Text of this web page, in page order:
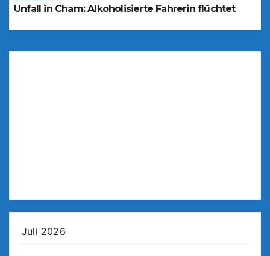
Unfall in Cham: Alkoholisierte Fahrerin flüchtet
Juli 2026